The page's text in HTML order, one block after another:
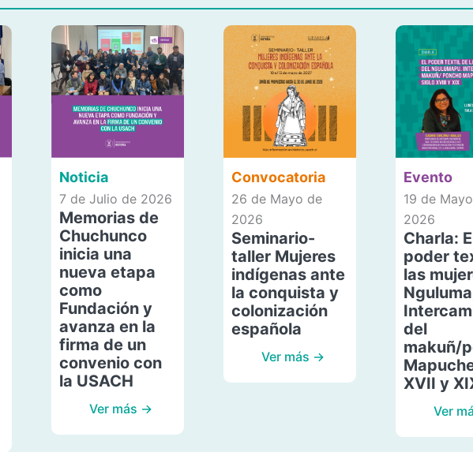
Noticia
7 de Julio de 2026
Memorias de
Chuchunco
inicia una
nueva etapa
como
Fundación y
avanza en la
firma de un
convenio con
la USACH
Ver más →
Convocatoria
26 de Mayo de
2026
Seminario-
taller Mujeres
indígenas ante
la conquista y
colonización
española
Ver más →
Evento
19 de
2026
Charla:
poder
las
del
makuñ/
XVII y
Ver